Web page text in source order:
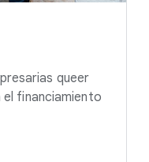
queer
financiamiento